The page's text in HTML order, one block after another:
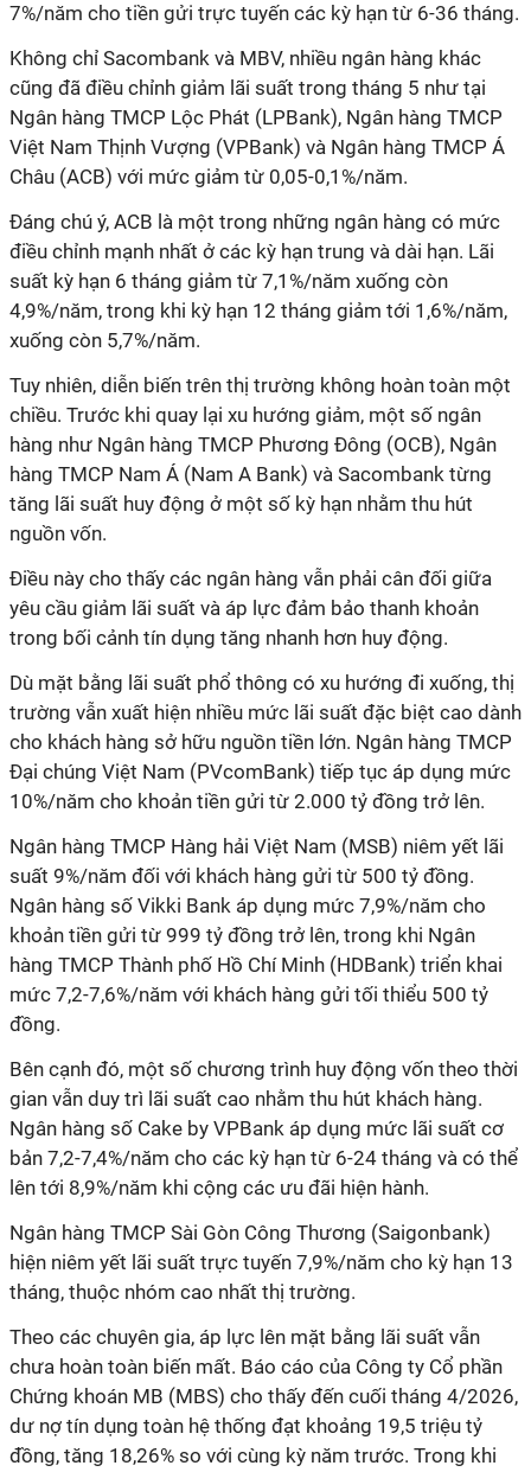
7%/năm cho tiền gửi trực tuyến các kỳ hạn từ 6-36 tháng.
Không chỉ Sacombank và MBV, nhiều ngân hàng khác
cũng đã điều chỉnh giảm lãi suất trong tháng 5 như tại
Ngân hàng TMCP Lộc Phát (LPBank), Ngân hàng TMCP
Việt Nam Thịnh Vượng (VPBank) và Ngân hàng TMCP Á
Châu (ACB) với mức giảm từ 0,05-0,1%/năm.
Đáng chú ý, ACB là một trong những ngân hàng có mức
điều chỉnh mạnh nhất ở các kỳ hạn trung và dài hạn. Lãi
suất kỳ hạn 6 tháng giảm từ 7,1%/năm xuống còn
4,9%/năm, trong khi kỳ hạn 12 tháng giảm tới 1,6%/năm,
xuống còn 5,7%/năm.
Tuy nhiên, diễn biến trên thị trường không hoàn toàn một
chiều. Trước khi quay lại xu hướng giảm, một số ngân
hàng như Ngân hàng TMCP Phương Đông (OCB), Ngân
hàng TMCP Nam Á (Nam A Bank) và Sacombank từng
tăng lãi suất huy động ở một số kỳ hạn nhằm thu hút
nguồn vốn.
Điều này cho thấy các ngân hàng vẫn phải cân đối giữa
yêu cầu giảm lãi suất và áp lực đảm bảo thanh khoản
trong bối cảnh tín dụng tăng nhanh hơn huy động.
Dù mặt bằng lãi suất phổ thông có xu hướng đi xuống, thị
trường vẫn xuất hiện nhiều mức lãi suất đặc biệt cao dành
cho khách hàng sở hữu nguồn tiền lớn. Ngân hàng TMCP
Đại chúng Việt Nam (PVcomBank) tiếp tục áp dụng mức
10%/năm cho khoản tiền gửi từ 2.000 tỷ đồng trở lên.
Ngân hàng TMCP Hàng hải Việt Nam (MSB) niêm yết lãi
suất 9%/năm đối với khách hàng gửi từ 500 tỷ đồng.
Ngân hàng số Vikki Bank áp dụng mức 7,9%/năm cho
khoản tiền gửi từ 999 tỷ đồng trở lên, trong khi Ngân
hàng TMCP Thành phố Hồ Chí Minh (HDBank) triển khai
mức 7,2-7,6%/năm với khách hàng gửi tối thiểu 500 tỷ
đồng.
Bên cạnh đó, một số chương trình huy động vốn theo thời
gian vẫn duy trì lãi suất cao nhằm thu hút khách hàng.
Ngân hàng số Cake by VPBank áp dụng mức lãi suất cơ
bản 7,2-7,4%/năm cho các kỳ hạn từ 6-24 tháng và có thể
lên tới 8,9%/năm khi cộng các ưu đãi hiện hành.
Ngân hàng TMCP Sài Gòn Công Thương (Saigonbank)
hiện niêm yết lãi suất trực tuyến 7,9%/năm cho kỳ hạn 13
tháng, thuộc nhóm cao nhất thị trường.
Theo các chuyên gia, áp lực lên mặt bằng lãi suất vẫn
chưa hoàn toàn biến mất. Báo cáo của Công ty Cổ phần
Chứng khoán MB (MBS) cho thấy đến cuối tháng 4/2026,
dư nợ tín dụng toàn hệ thống đạt khoảng 19,5 triệu tỷ
đồng, tăng 18,26% so với cùng kỳ năm trước. Trong khi